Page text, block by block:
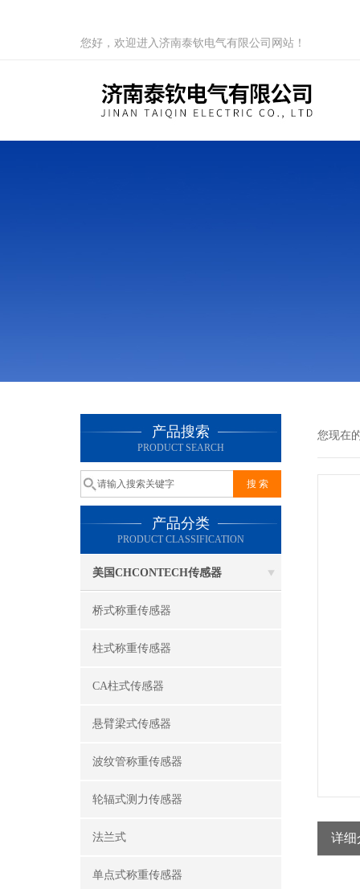
您好，欢迎进入济南泰钦电气有限公司网站！
产品搜索
PRODUCT SEARCH
产品分类
PRODUCT CLASSIFICATION
美国CHCONTECH传感器
桥式称重传感器
柱式称重传感器
CA柱式传感器
悬臂梁式传感器
波纹管称重传感器
轮辐式测力传感器
法兰式
单点式称重传感器
您现在
详细